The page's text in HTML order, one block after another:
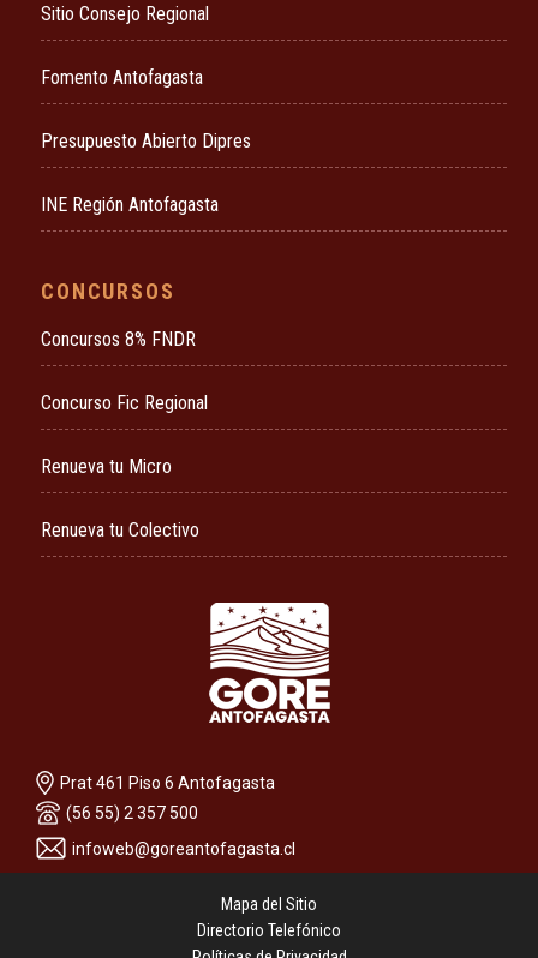
Sitio Consejo Regional
Fomento Antofagasta
Presupuesto Abierto Dipres
INE Región Antofagasta
CONCURSOS
Concursos 8% FNDR
Concurso Fic Regional
Renueva tu Micro
Renueva tu Colectivo
Prat 461 Piso 6 Antofagasta
(56 55) 2 357 500
infoweb@goreantofagasta.cl
Mapa del Sitio
Directorio Telefónico